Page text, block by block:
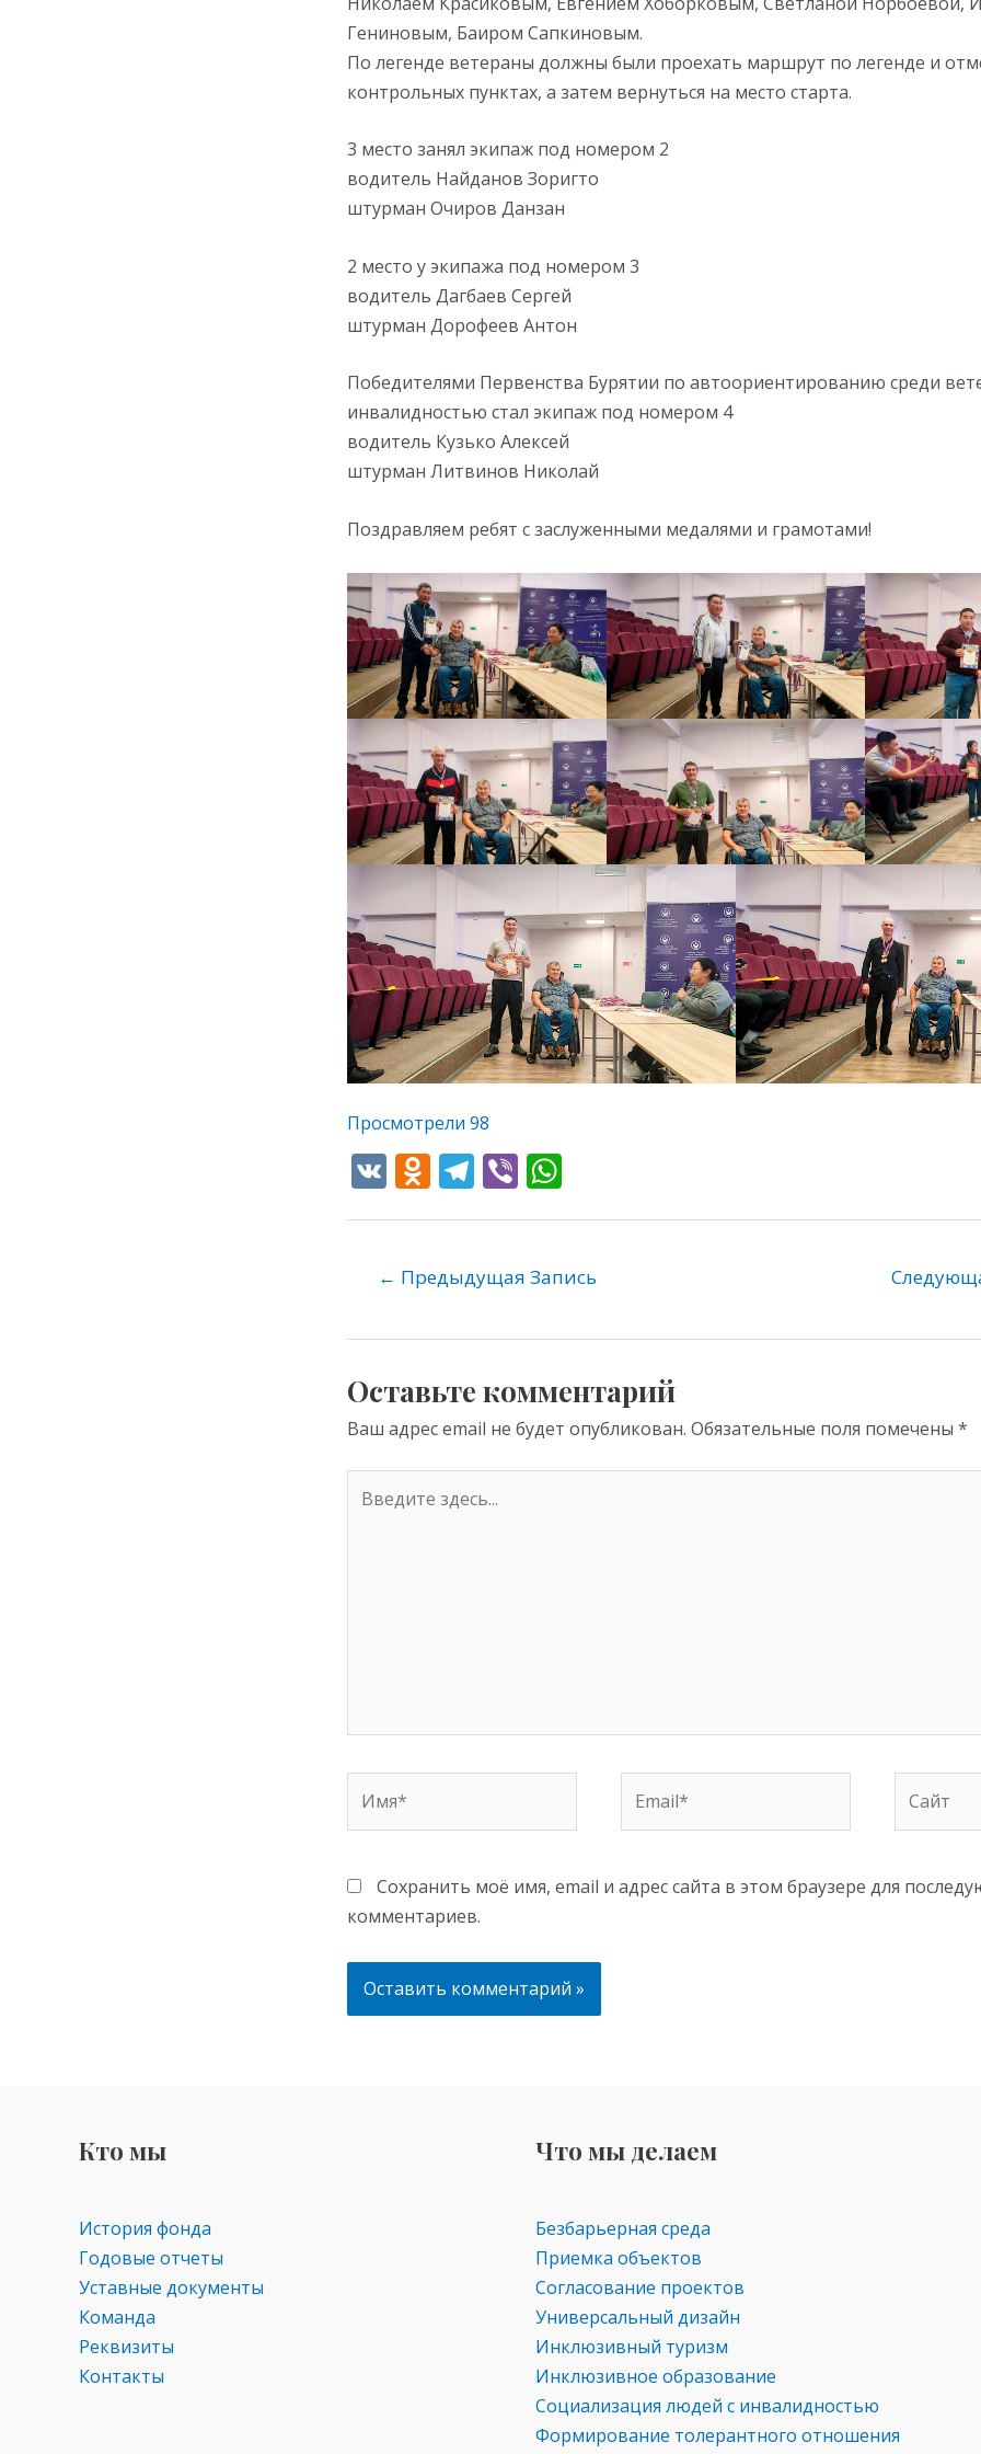
Гениновым, Баиром Сапкиновым.
По легенде ветераны должны были проехать маршрут по легенде и
контрольных пунктах, а затем вернуться на место старта.
3 место занял экипаж под номером 2
водитель Найданов Зоригто
штурман Очиров Данзан
2 место у экипажа под номером 3
водитель Дагбаев Сергей
штурман Дорофеев Антон
Победителями Первенства Бурятии по автоориентированию среди
инвалидностью стал экипаж под номером 4
водитель Кузько Алексей
штурман Литвинов Николай
Поздравляем ребят с заслуженными медалями и грамотами!
Просмотрели 98
V O
o
as
s
ni
ki
T
gr
m
Vi
s
p
p
← Предыдущая Запись
Оставьте комментарий
Ваш адрес email не будет опубликован. Обязательные поля помечены *
здесь...
Сохранить моё имя, email и адрес сайта в этом браузере для
комментариев.
Кто мы
История фонда
Годовые отчеты
Уставные документы
Команда
Реквизиты
Контакты
Что мы делаем
Безбарьерная среда
Приемка объектов
Согласование проектов
Универсальный дизайн
Инклюзивный туризм
Инклюзивное образование
Социализация людей с инвалидностью
Формирование толерантного отношения